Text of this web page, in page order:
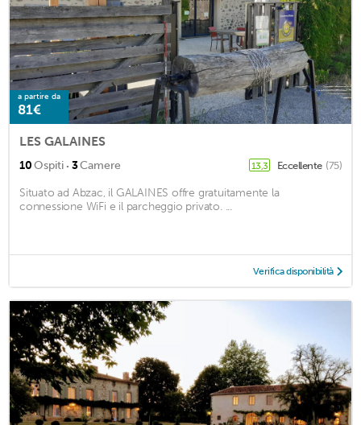
a partire da
81€
LES GALAINES
10Ospiti · 3Camere 13,3 Eccellente (75)
Situato ad Abzac, il GALAINES offre gratuitamente la
connessione WiFi e il parcheggio privato. ...
Verifica disponibilità